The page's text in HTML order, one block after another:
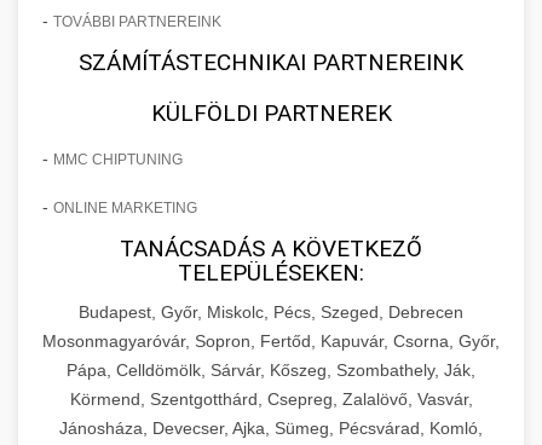
- TOVÁBBI PARTNEREINK
SZÁMÍTÁSTECHNIKAI PARTNEREINK
KÜLFÖLDI PARTNEREK
- MMC CHIPTUNING
- ONLINE MARKETING
TANÁCSADÁS A KÖVETKEZŐ
TELEPÜLÉSEKEN:
Budapest, Győr, Miskolc, Pécs, Szeged, Debrecen
Mosonmagyaróvár, Sopron, Fertőd, Kapuvár, Csorna, Győr,
Pápa, Celldömölk, Sárvár, Kőszeg, Szombathely, Ják,
Körmend, Szentgotthárd, Csepreg, Zalalövő, Vasvár,
Jánosháza, Devecser, Ajka, Sümeg, Pécsvárad, Komló,